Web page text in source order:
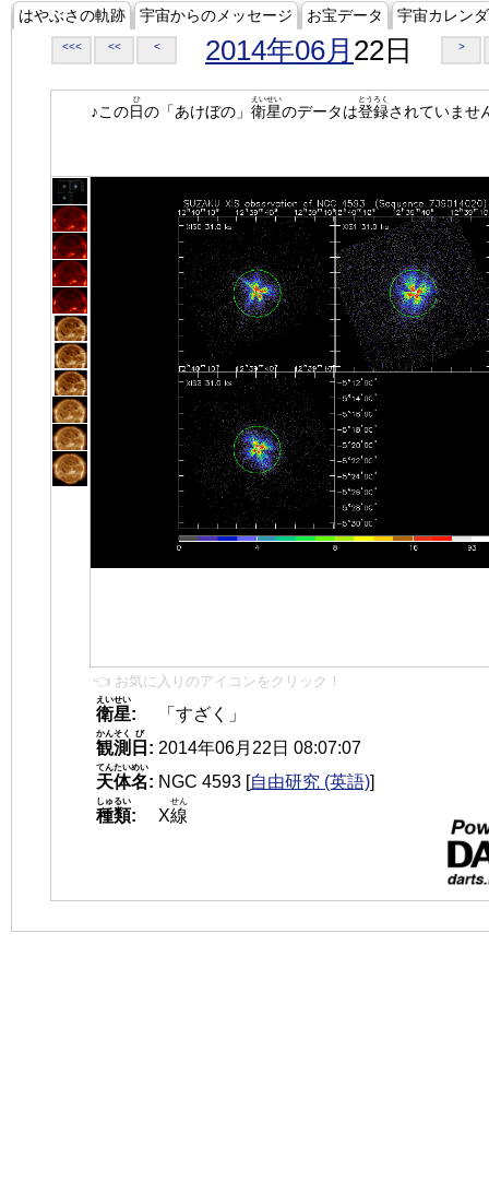
はやぶさの軌跡 宇宙からのメッセージ お宝データ 宇宙カレン
<<< << < 2014年06月 22日 >
♪この日
ひ
の「あけぼの」 衛星
えいせい
のデータは登録
とうろく
されていませ
👈 お気に入りのアイコンをクリック！
衛星
えいせい
:
「すざく」
観測
かんそく
日
び
: 2014年06月22日 08:07:07
天体名
てんたいめい
: NGC 4593 [自由研究 (英語)]
種類
しゅるい
: X線
せん